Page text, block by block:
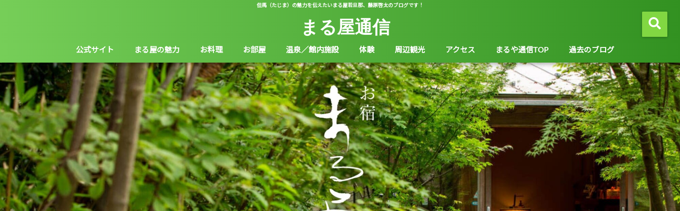
但馬（たじま）の魅力を伝えたいまる屋若旦那、藤原啓太のブログです！
まる屋通信
公式サイト まる屋の魅力 お料理 お部屋 温泉／館内施設 体験 周辺観光 アクセス まるや通信TOP 過去のブログ